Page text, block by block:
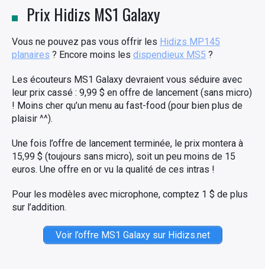
Prix Hidizs MS1 Galaxy
Vous ne pouvez pas vous offrir les Hidizs MP145
planaires ? Encore moins les dispendieux MS5 ?
Les écouteurs MS1 Galaxy devraient vous séduire avec
leur prix cassé : 9,99 $ en offre de lancement (sans micro)
! Moins cher qu’un menu au fast-food (pour bien plus de
plaisir ^^).
Une fois l’offre de lancement terminée, le prix montera à
15,99 $ (toujours sans micro), soit un peu moins de 15
euros. Une offre en or vu la qualité de ces intras !
Pour les modèles avec microphone, comptez 1 $ de plus
sur l’addition.
Voir l’offre MS1 Galaxy sur Hidizs.net